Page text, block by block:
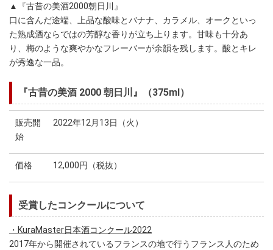
▲『古昔の美酒2000朝日川』
口に含んだ途端、上品な酸味とバナナ、カラメル、オークといっ
た熟成酒ならではの芳醇な香りが立ち上ります。甘味も十分あ
り、梅のような爽やかなフレーバーが余韻を残します。酸とキレ
が秀逸な一品。
『古昔の美酒 2000 朝日川』（375ml）
販売開
始
2022年12月13日（火）
価格 12,000円（税抜）
受賞したコンクールについて
・ KuraMaster日本酒コンクール2022
2017年から開催されているフランスの地で行うフランス人のため